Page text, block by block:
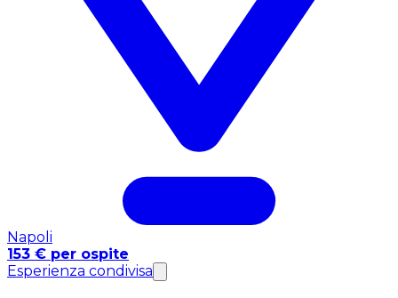
Napoli
153 € per ospite
Esperienza condivisa